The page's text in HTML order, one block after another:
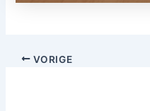
VORIGE